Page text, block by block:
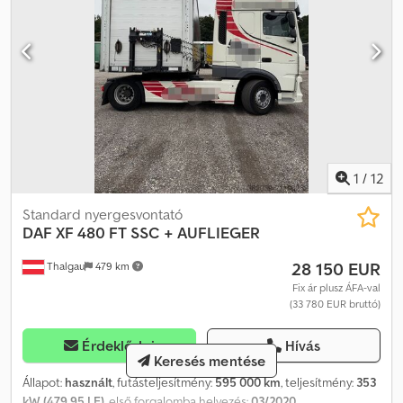
1 / 12
Thalgau 479 km
Standard nyergesvontató
DAF XF 480 FT SSC + AUFLIEGER
28 150 EUR
Fix ár plusz ÁFA-val
(33 780 EUR bruttó)
Érdeklődni Hívás
Állapot: használt, futásteljesítmény:595 000 km, teljesítmény: 353
Keresés mentése